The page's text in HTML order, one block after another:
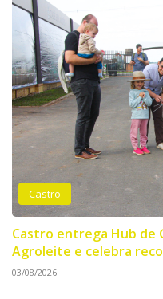
Castro
Castro entrega Hub de
Agroleite e celebra
03/08/2026